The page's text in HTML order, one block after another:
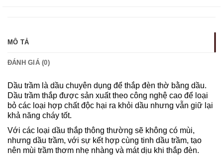
MÔ TẢ
ĐÁNH GIÁ (0)
Dầu trầm là dầu chuyên dụng để thắp đèn thờ bằng dầu.
Dầu trầm thắp được sản xuất theo công nghệ cao để loại
bỏ các loại hợp chất độc hại ra khỏi dầu nhưng vẫn giữ lại
khả năng cháy tốt.
Với các loại dầu thắp thông thường sẽ không có mùi,
nhưng dầu trầm, với sự kết hợp cùng tinh dầu trầm, tạo
nên mùi trầm thơm nhẹ nhàng và mát dịu khi thắp đèn.